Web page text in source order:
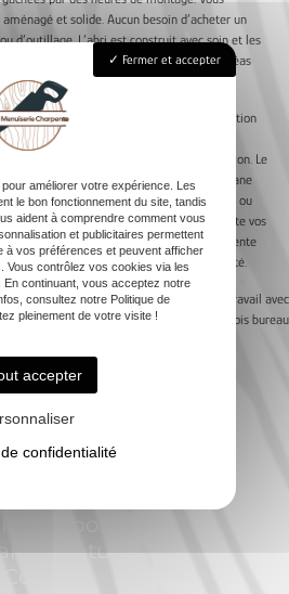
et solide. Aucun besoin d’acheter un
d’outillage. L’abri est construit avec soin et les
Les finitions ne subissent pas les aléas
précise du chantier.
Un professionnel orchestre l’intervention
ne laisse rien au hasard. Vous pouvez
plaisirs comme le soin de votre gazon. Le
dans un expert. Vous profitez d’une cabane
Le choix du bois autoclave, du shingle ou
Vous savez que chaque décision respecte vos
la construction à un professionnel représente
arrière-cour retrouve enfin toute sa beauté.
Next: Optimiser son espace de travail avec
une extension bois bureau
Accueil
& clôtures
Fermer et accepter
améliorer votre expérience. Les
le bon fonctionnement du site, tandis
aident à comprendre comment vous
et publicitaires permettent
à vos préférences et peuvent afficher
Vous contrôlez vos cookies via les
En continuant, vous acceptez notre
consultez notre Politique de
pleinement de votre visite !
accepter
confidentialité